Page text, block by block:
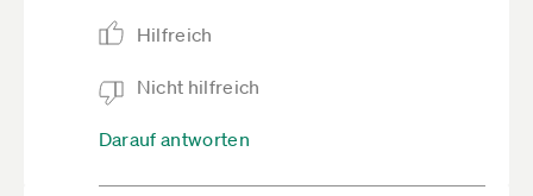
Hilfreich
Nicht hilfreich
Darauf antworten